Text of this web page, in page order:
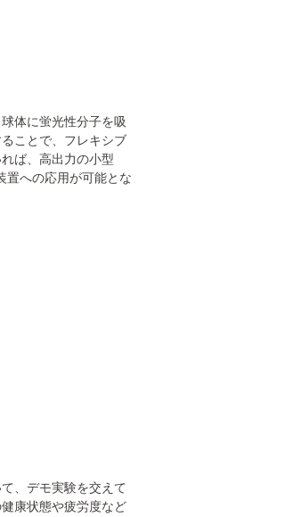
体に蛍光性分子を吸
ことで、フレキシブ
ば、高出力の小型
置への応用が可能とな
、デモ実験を交えて
康状態や疲労度など